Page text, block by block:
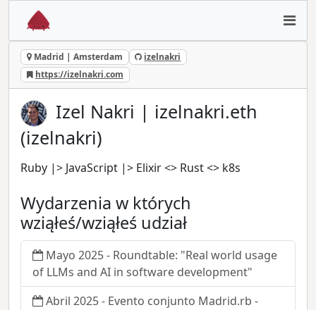
Madrid | Amsterdam
izelnakri
https://izelnakri.com
Izel Nakri | izelnakri.eth
(izelnakri)
Ruby |> JavaScript |> Elixir <> Rust <> k8s
Wydarzenia w których
wziąłeś/wziąłeś udział
Mayo 2025 - Roundtable: "Real world usage
of LLMs and AI in software development"
Abril 2025 - Evento conjunto Madrid.rb -